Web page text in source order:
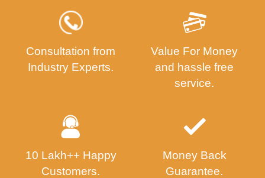
Consultation from
Industry Experts.
Value For Money
and hassle free
service.
10 Lakh++ Happy
Customers.
Money Back
Guarantee.